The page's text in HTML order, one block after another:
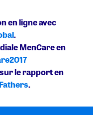
en ligne avec
.
MenCare en
le rapport en
.